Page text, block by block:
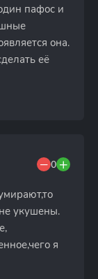
пафос и
она.
её
0
укушены.
я